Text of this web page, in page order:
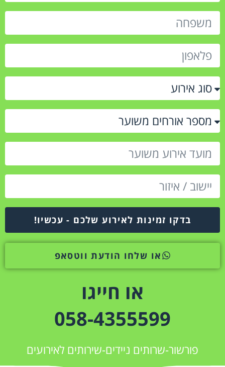
בדקו זמינות לאירוע שלכם - עכשיו!
או שלחו הודעת ווטסאפ
או חייגו
058-4355599
פורשור-שרותים ניידים-שירותים לאירועים